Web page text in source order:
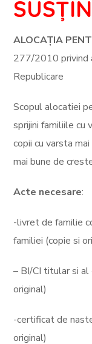
ALOCAȚIA
277/2010 privind
Republicare
Scopul alocatiei
sprijini familiile cu
copii cu varsta
mai bune de
Acte necesare:
-livret de familie
familiei (copie si
– BI/CI titular si
original)
-certificat de
original)